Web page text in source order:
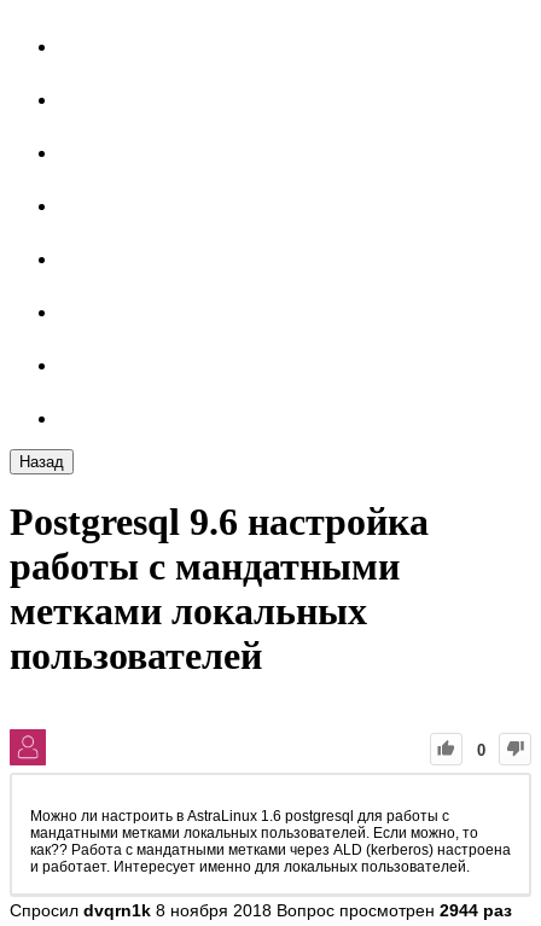
Назад
Postgresql 9.6 настройка
работы с мандатными
метками локальных
пользователей
0
Можно ли настроить в AstraLinux 1.6 postgresql для работы с
мандатными метками локальных пользователей. Если можно, то
как?? Работа с мандатными метками через ALD (kerberos) настроена
и работает. Интересует именно для локальных пользователей.
Спросил dvqrn1k 8 ноября 2018 Вопрос просмотрен 2944 раз